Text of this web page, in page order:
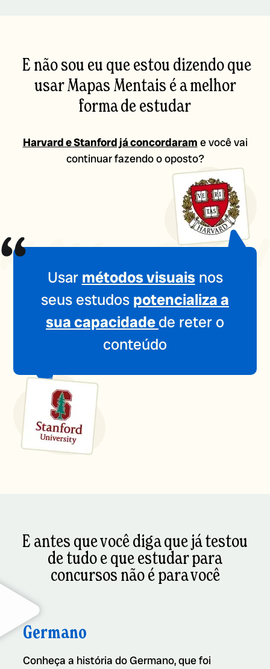
E não sou eu que estou dizendo que
usar Mapas Mentais é a melhor
forma de estudar
Harvard e Stanford já concordaram e você vai
continuar fazendo o oposto?
Usar métodos visuais nos
seus estudos potencializa a
sua capacidadede reter o
conteúdo
E antes que você diga que já testou
de tudo e que estudar para
concursos não é para você
Germano
Conheça a história do Germano, que foi